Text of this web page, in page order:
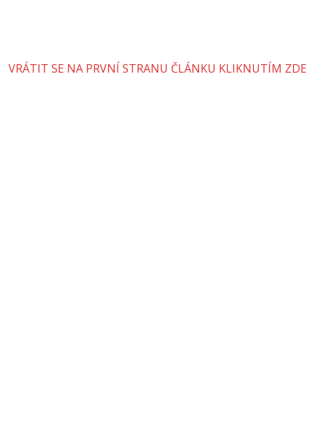
VRÁTIT SE NA PRVNÍ STRANU ČLÁNKU KLIKNUTÍM ZDE